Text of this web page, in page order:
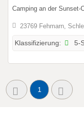
Camping an der Sunset-
23769 Fehmarn,
Klassifizierung: 5-
1